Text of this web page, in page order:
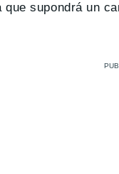
supondrá un